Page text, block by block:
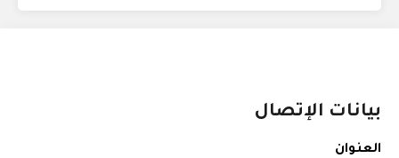
بيانات الإتصال
العنوان